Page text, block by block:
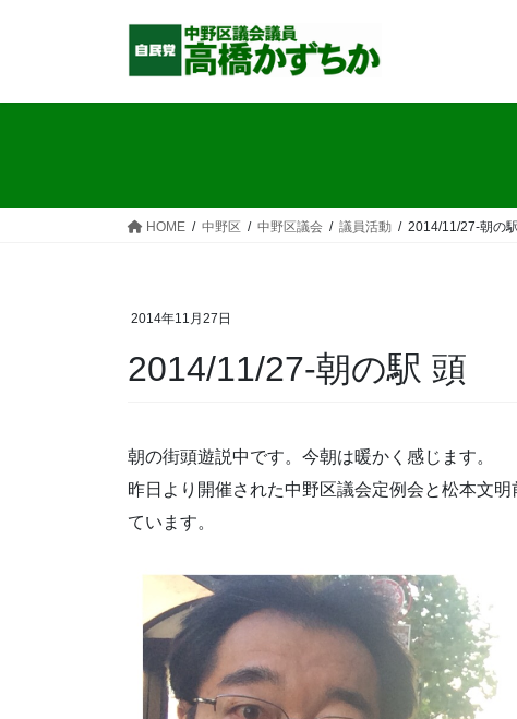
HOME 中野区 中野区議会 議員活動 2014/11/27-朝の
2014年11月27日
2014/11/27-朝の駅 頭
朝の街頭遊説中です。今朝は暖かく感じます。
昨日より開催された中野区議会定例会と松本文
ています。